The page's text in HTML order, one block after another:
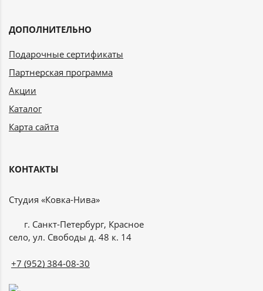
ДОПОЛНИТЕЛЬНО
Подарочные сертификаты
Партнерская программа
Акции
Каталог
Карта сайта
КОНТАКТЫ
Студия «Ковка-Нива»
г. Санкт-Петербург, Красное
село, ул. Свободы д. 48 к. 14
+7 (952) 384-08-30